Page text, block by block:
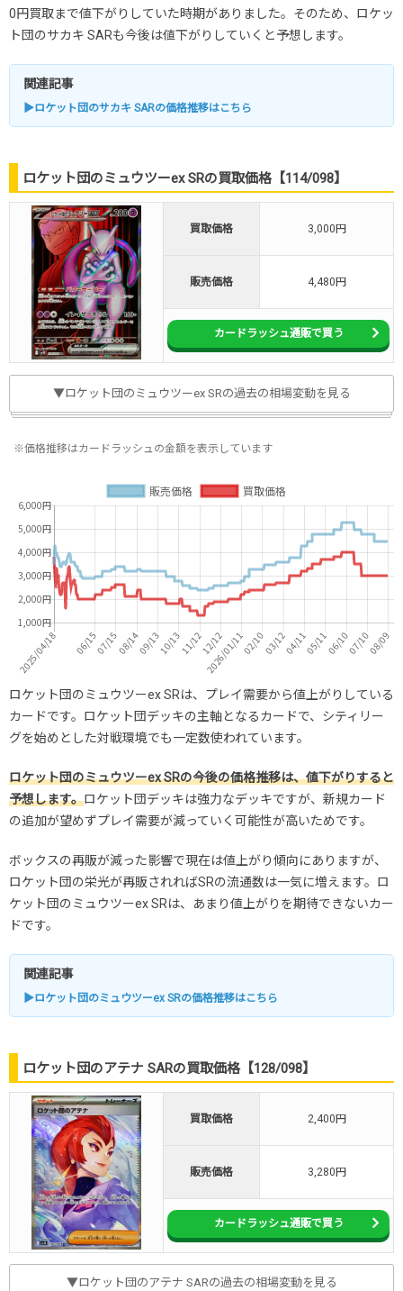
0円買取まで値下がりしていた時期がありました。そのため、ロケッ
ト団のサカキ SARも今後は値下がりしていくと予想します。
関連記事
▶ロケット団のサカキ SARの価格推移はこちら
ロケット団のミュウツーex SRの買取価格【114/098】
買取価格 3,000円
販売価格 4,480円
カードラッシュ通販で買う
▼ロケット団のミュウツーex SRの過去の相場変動を見る
※価格推移はカードラッシュの金額を表示しています
ロケット団のミュウツーex SRは、プレイ需要から値上がりしている
カードです。ロケット団デッキの主軸となるカードで、シティリー
グを始めとした対戦環境でも一定数使われています。
ロケット団のミュウツーex SRの今後の価格推移は、値下がりすると
予想します。ロケット団デッキは強力なデッキですが、新規カード
の追加が望めずプレイ需要が減っていく可能性が高いためです。
ボックスの再販が減った影響で現在は値上がり傾向にありますが、
ロケット団の栄光が再販されればSRの流通数は一気に増えます。ロ
ケット団のミュウツーex SRは、あまり値上がりを期待できないカー
ドです。
関連記事
▶ロケット団のミュウツーex SRの価格推移はこちら
ロケット団のアテナ SARの買取価格【128/098】
買取価格 2,400円
販売価格 3,280円
カードラッシュ通販で買う
▼ロケット団のアテナ SARの過去の相場変動を見る